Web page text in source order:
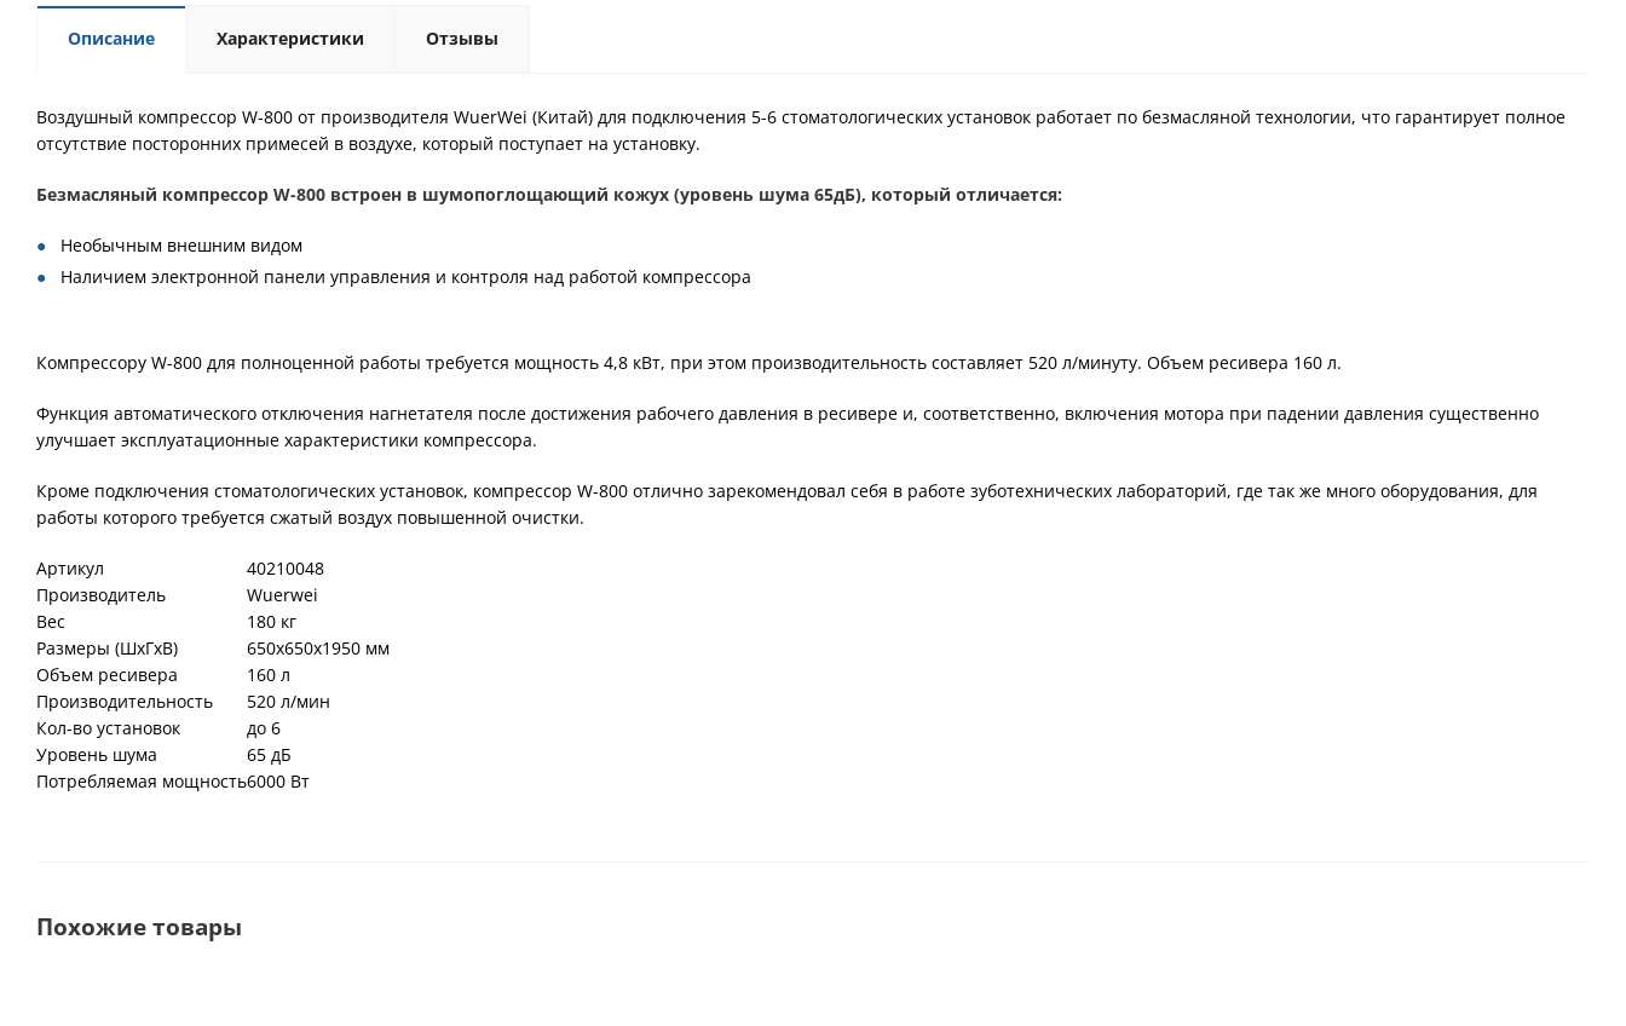
Описание Характеристики Отзывы
Воздушный компрессор W-800 от производителя WuerWei (Китай) для подключения 5-6 стоматологических установок работает по безмасляной технологии, что гарантирует полное
отсутствие посторонних примесей в воздухе, который поступает на установку.
Безмасляный компрессор W-800 встроен в шумопоглощающий кожух (уровень шума 65дБ), который отличается:
Необычным внешним видом
Наличием электронной панели управления и контроля над работой компрессора
Компрессору W-800 для полноценной работы требуется мощность 4,8 кВт, при этом производительность составляет 520 л/минуту. Объем ресивера 160 л.
Функция автоматического отключения нагнетателя после достижения рабочего давления в ресивере и, соответственно, включения мотора при падении давления существенно
улучшает эксплуатационные характеристики компрессора.
Кроме подключения стоматологических установок, компрессор W-800 отлично зарекомендовал себя в работе зуботехнических лабораторий, где так же много оборудования, для
работы которого требуется сжатый воздух повышенной очистки.
Артикул
40210048
Производитель
Wuerwei
Вес
180 кг
Размеры (ШхГхВ)
650х650х1950 мм
Объем ресивера
160 л
Производительность
520 л/мин
Кол-во установок
до 6
Уровень шума
65 дБ
Потребляемая мощность6000 Вт
Похожие товары